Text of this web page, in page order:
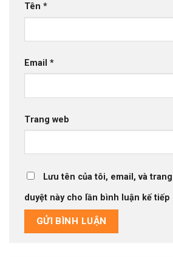
Tên *
Email *
Trang web
Lưu tên của tôi, email, và
duyệt này cho lần bình luận kế tiếp